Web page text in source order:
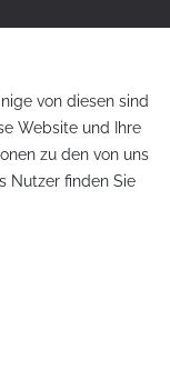
von diesen sind
Website und Ihre
zu den von uns
Nutzer finden Sie